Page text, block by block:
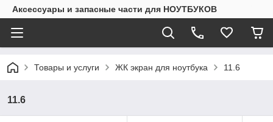
Аксессуары и запасные части для НОУТБУКОВ
Товары и услуги ЖК экран для ноутбука 11.6
11.6